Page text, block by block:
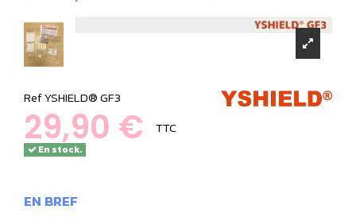
RefYSHIELD® GF3
29,90 € TTC
En stock.
EN BREF